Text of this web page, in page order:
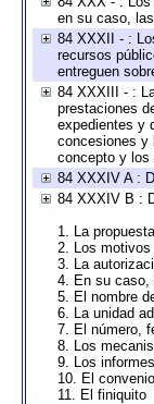
en su caso,
84 XXXII - :
recursos
entreguen
84 XXXIII - :
prestaciones
expedientes y
concesiones y
concepto y los
84 XXXIV A :
84 XXXIV B :
1. La
2. Los motivos
3. La
4. En su caso,
5. El nombre
6. La unidad
7. El número,
8. Los
9. Los
10. El
11. El finiquito